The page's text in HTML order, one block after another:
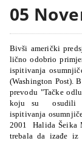
05
Bivši američki
lično odobrio
ispitivanja
(Washington Post).
prevodu "Tačke
koju su osudili
ispitivanja
2001 Halida Šeika
trebala da izađe iz